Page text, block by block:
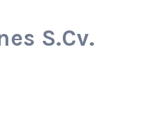
S.Cv.